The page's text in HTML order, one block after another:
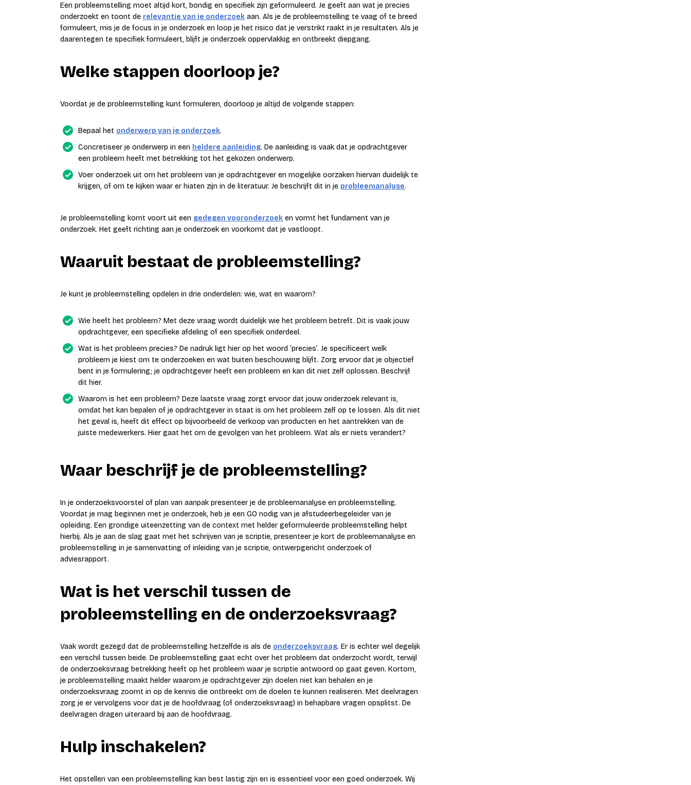
Een probleemstelling moet altijd kort, bondig en specifiek zijn geformuleerd. Je geeft aan wat je precies
onderzoekt en toont de relevantie van je onderzoek aan. Als je de probleemstelling te vaag of te breed
formuleert, mis je de focus in je onderzoek en loop je het risico dat je verstrikt raakt in je resultaten. Als je
daarentegen te specifiek formuleert, blijft je onderzoek oppervlakkig en ontbreekt diepgang.
Welke stappen doorloop je?
Voordat je de probleemstelling kunt formuleren, doorloop je altijd de volgende stappen:
Bepaal het onderwerp van je onderzoek.
Concretiseer je onderwerp in een heldere aanleiding. De aanleiding is vaak dat je opdrachtgever
een probleem heeft met betrekking tot het gekozen onderwerp.
Voer onderzoek uit om het probleem van je opdrachtgever en mogelijke oorzaken hiervan duidelijk te
krijgen, of om te kijken waar er hiaten zijn in de literatuur. Je beschrijft dit in je probleemanalyse.
Je probleemstelling komt voort uit een gedegen vooronderzoek en vormt het fundament van je
onderzoek. Het geeft richting aan je onderzoek en voorkomt dat je vastloopt.
Waaruit bestaat de probleemstelling?
Je kunt je probleemstelling opdelen in drie onderdelen: wie, wat en waarom?
Wie heeft het probleem? Met deze vraag wordt duidelijk wie het probleem betreft. Dit is vaak jouw
opdrachtgever, een specifieke afdeling of een specifiek onderdeel.
Wat is het probleem precies? De nadruk ligt hier op het woord ‘precies’. Je specificeert welk
probleem je kiest om te onderzoeken en wat buiten beschouwing blijft. Zorg ervoor dat je objectief
bent in je formulering; je opdrachtgever heeft een probleem en kan dit niet zelf oplossen. Beschrijf
dit hier.
Waarom is het een probleem? Deze laatste vraag zorgt ervoor dat jouw onderzoek relevant is,
omdat het kan bepalen of je opdrachtgever in staat is om het probleem zelf op te lossen. Als dit niet
het geval is, heeft dit effect op bijvoorbeeld de verkoop van producten en het aantrekken van de
juiste medewerkers. Hier gaat het om de gevolgen van het probleem. Wat als er niets verandert?
Waar beschrijf je de probleemstelling?
In je onderzoeksvoorstel of plan van aanpak presenteer je de probleemanalyse en probleemstelling.
Voordat je mag beginnen met je onderzoek, heb je een GO nodig van je afstudeerbegeleider van je
opleiding. Een grondige uiteenzetting van de context met helder geformuleerde probleemstelling helpt
hierbij. Als je aan de slag gaat met het schrijven van je scriptie, presenteer je kort de probleemanalyse en
probleemstelling in je samenvatting of inleiding van je scriptie, ontwerpgericht onderzoek of
adviesrapport.
Wat is het verschil tussen de
probleemstelling en de onderzoeksvraag?
Vaak wordt gezegd dat de probleemstelling hetzelfde is als de onderzoeksvraag. Er is echter wel degelijk
een verschil tussen beide. De probleemstelling gaat echt over het probleem dat onderzocht wordt, terwijl
de onderzoeksvraag betrekking heeft op het probleem waar je scriptie antwoord op gaat geven. Kortom,
je probleemstelling maakt helder waarom je opdrachtgever zijn doelen niet kan behalen en je
onderzoeksvraag zoomt in op de kennis die ontbreekt om de doelen te kunnen realiseren. Met deelvragen
zorg je er vervolgens voor dat je de hoofdvraag (of onderzoeksvraag) in behapbare vragen opsplitst. De
deelvragen dragen uiteraard bij aan de hoofdvraag.
Hulp inschakelen?
Het opstellen van een probleemstelling kan best lastig zijn en is essentieel voor een goed onderzoek. Wij